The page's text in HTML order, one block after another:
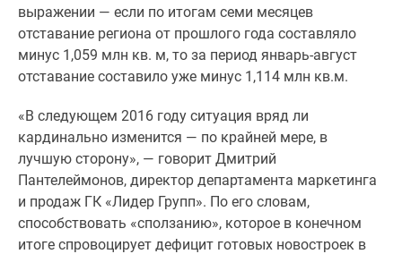
Подмосковья
Студии
комнатные
комнатные
комнатные
выражении — если по итогам семи месяцев
отставание региона от прошлого года составляло
минус 1,059 млн кв. м, то за период январь-август
отставание составило уже минус 1,114 млн кв.м.
«В следующем 2016 году ситуация вряд ли
кардинально изменится — по крайней мере, в
лучшую сторону», — говорит Дмитрий
Пантелеймонов, директор департамента маркетинга
и продаж ГК «Лидер Групп». По его словам,
способствовать «сползанию», которое в конечном
итоге спровоцирует дефицит готовых новостроек в